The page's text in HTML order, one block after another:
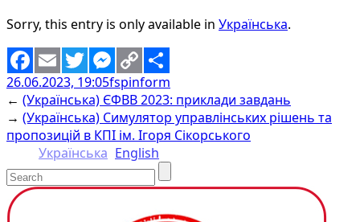
Sorry, this entry is only available in Українська.
Facebook
EmailTwitterMessenger
Copy
Link
Share
26.06.2023, 19:05fspinform
← (Українська) ЄФВВ 2023: приклади завдань
→ (Українська) Симулятор управлінських рішень та
пропозицій в КПІ ім. Ігоря Сікорського
Українська English